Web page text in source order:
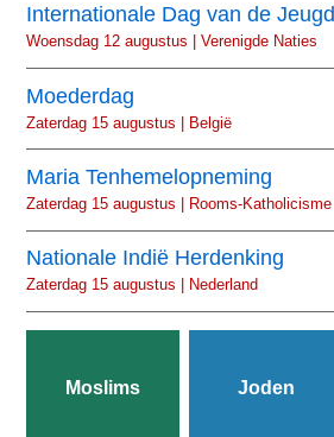
Internationale Dag van de Jeugd
Woensdag 12 augustus | Verenigde Naties
Moederdag
Zaterdag 15 augustus | België
Maria Tenhemelopneming
Zaterdag 15 augustus | Rooms-Katholicisme
Nationale Indië Herdenking
Zaterdag 15 augustus | Nederland
Moslims Joden